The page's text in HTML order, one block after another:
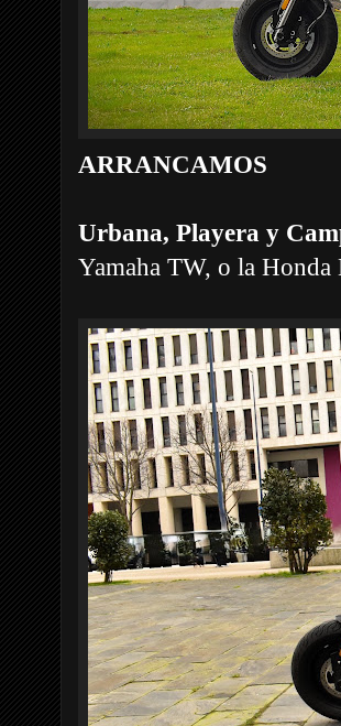
ARRANCAMOS
Urbana, Playera y
Yamaha TW, o la